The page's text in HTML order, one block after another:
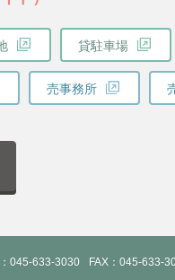
貸駐車場
売事務所
045-633-3030 FAX：045-633-